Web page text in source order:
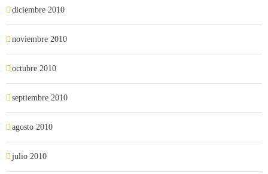
diciembre 2010
noviembre 2010
octubre 2010
septiembre 2010
agosto 2010
julio 2010